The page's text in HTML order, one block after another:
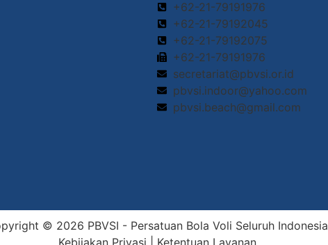
+62-21-79191976
+62-21-79192045
+62-21-79192075
+62-21-79191976
secretariat@pbvsi.or.id
pbvsi.indoor@yahoo.com
pbvsi.beach@gmail.com
© 2026 PBVSI - Persatuan Bola Voli Seluruh Indonesia
Kebijakan Privasi
Ketentuan Layanan